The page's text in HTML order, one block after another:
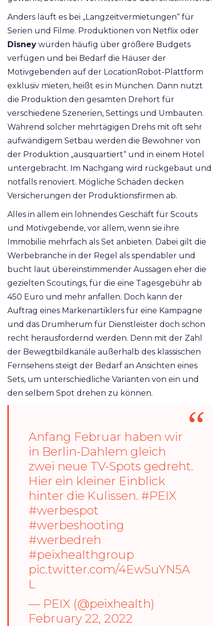
Anders läuft es bei „Langzeitvermietungen“ für
Serien und Filme. Produktionen von Netflix oder
Disney würden häufig über größere Budgets
verfügen und bei Bedarf die Häuser der
Motivgebenden auf der LocationRobot-Plattform
exklusiv mieten, heißt es in München. Dann nutzt
die Produktion den gesamten Drehort für
verschiedene Szenerien, Settings und Umbauten.
Während solcher mehrtägigen Drehs mit oft sehr
aufwändigem Setbau werden die Bewohner von
der Produktion „ausquartiert“ und in einem Hotel
untergebracht. Im Nachgang wird rückgebaut und
notfalls renoviert. Mögliche Schäden decken
Versicherungen der Produktionsfirmen ab.
Alles in allem ein lohnendes Geschäft für Scouts
und Motivgebende, vor allem, wenn sie ihre
Immobilie mehrfach als Set anbieten. Dabei gilt die
Werbebranche in der Regel als spendabler und
bucht laut übereinstimmender Aussagen eher die
gezielten Scoutings, für die eine Tagesgebühr ab
450 Euro und mehr anfallen. Doch kann der
Auftrag eines Markenartiklers für eine Kampagne
und das Drumherum für Dienstleister doch schon
recht herausfordernd werden. Denn mit der Zahl
der Bewegtbildkanäle außerhalb des klassischen
Fernsehens steigt der Bedarf an Ansichten eines
Sets, um unterschiedliche Varianten von ein und
den selbem Spot drehen zu können.
Anfang Februar haben wir
in Berlin-Dahlem gleich
zwei neue TV-Spots gedreht.
Hier ein kleiner Einblick
hinter die Kulissen. #PEIX
#werbespot
#werbeshooting
#werbedreh
#peixhealthgroup
pic.twitter.com/4Ew5uYN5A
L
— PEIX (@peixhealth)
February 22, 2022